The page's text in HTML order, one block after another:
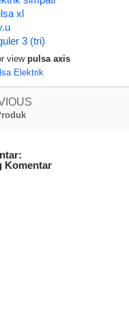
xl
3 (tri)
view pulsa axis
Elektrik
Komentar